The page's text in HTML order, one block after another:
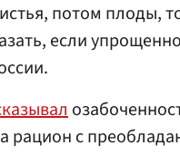
потом плоды,
если
рацион с